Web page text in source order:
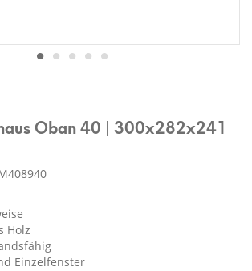
Oban 40 | 300x282x241
Holz
Einzelfenster